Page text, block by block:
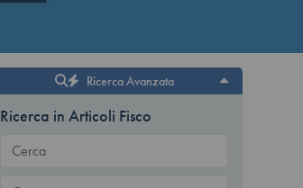
Ricerca Avanzata
Ricerca in Articoli Fisco